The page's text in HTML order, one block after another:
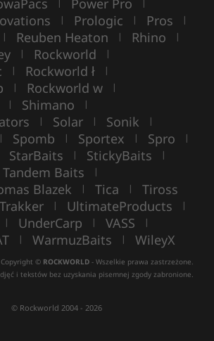
| Prologic | Pros |
| Reuben Heaton | Rhino |
| Rockworld |
| Rockworld ł |
| Rockworld w |
| Shimano |
| Solar | Sonik |
| Spomb | Sportex | Spro |
StarBaits | StickyBaits |
Tandem Baits |
Blazek | Tica | Tiross
Trakker | UltimateProducts |
| UnderCarp | VASS |
| WarmuzBaits | WileyX
Copyright © ROCKWORLD - Wszelkie prawa zastrzeżone.
i tekstów bez uzyskania pisemnej zgody zabronione.
© Rockworld 2004 - 2026